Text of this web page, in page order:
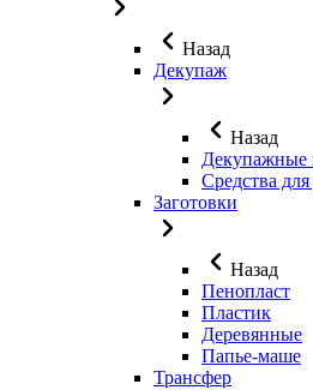
Назад
Декупаж
Назад
Декупажные
Средства
Заготовки
Назад
Пенопласт
Пластик
Деревянные
Папье-маше
Трансфер